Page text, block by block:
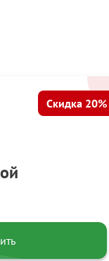
Скидка 20%